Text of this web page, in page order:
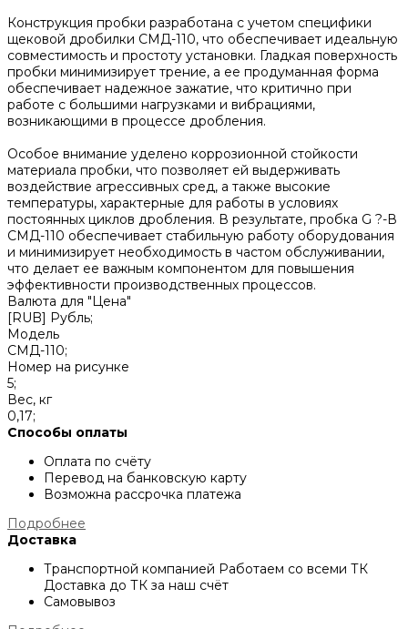
Конструкция пробки разработана с учетом специфики
щековой дробилки СМД-110, что обеспечивает идеальную
совместимость и простоту установки. Гладкая поверхность
пробки минимизирует трение, а ее продуманная форма
обеспечивает надежное зажатие, что критично при
работе с большими нагрузками и вибрациями,
возникающими в процессе дробления.
Особое внимание уделено коррозионной стойкости
материала пробки, что позволяет ей выдерживать
воздействие агрессивных сред, а также высокие
температуры, характерные для работы в условиях
постоянных циклов дробления. В результате, пробка G ?-В
СМД-110 обеспечивает стабильную работу оборудования
и минимизирует необходимость в частом обслуживании,
что делает ее важным компонентом для повышения
эффективности производственных процессов.
Валюта для "Цена"
[RUB] Рубль;
Модель
СМД-110;
Номер на рисунке
5;
Вес, кг
0,17;
Способы оплаты
Оплата по счёту
Перевод на банковскую карту
Возможна рассрочка платежа
Подробнее
Доставка
Транспортной компанией Работаем со всеми ТК
Доставка до ТК за наш счёт
Самовывоз